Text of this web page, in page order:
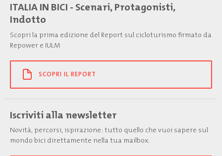
ITALIA IN BICI - Scenari, Protagonisti,
Indotto
Scopri la prima edizione del Report sul cicloturismo firmato da
Repower e IULM
SCOPRI IL REPORT
Iscriviti alla newsletter
Novità, percorsi, ispirazione: tutto quello che vuoi sapere sul
mondo bici direttamente nella tua mailbox.